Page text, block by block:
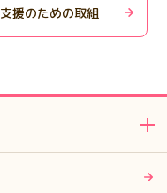
援のための取組